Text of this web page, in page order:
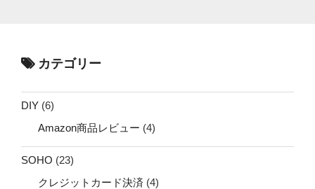
カテゴリー
DIY (6)
Amazon商品レビュー (4)
SOHO (23)
クレジットカード決済 (4)